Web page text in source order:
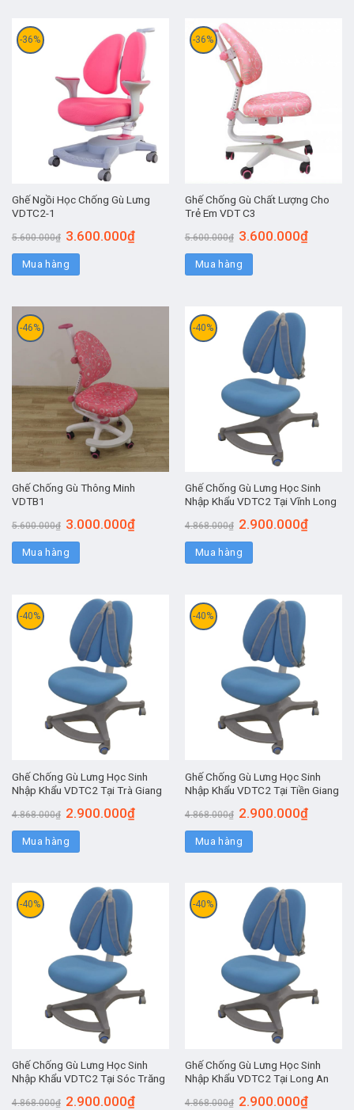
-36%
Ghế Ngồi Học Chống Gù Lưng
VDTC2-1
5.600.000₫ 3.600.000₫
Mua hàng
-36%
Ghế Chống Gù Chất Lượng Cho
Trẻ Em VDT C3
5.600.000₫ 3.600.000₫
Mua hàng
-46%
Ghế Chống Gù Thông Minh
VDTB1
5.600.000₫ 3.000.000₫
Mua hàng
-40%
Ghế Chống Gù Lưng Học Sinh
Nhập Khẩu VDTC2 Tại Vĩnh Long
4.868.000₫ 2.900.000₫
Mua hàng
-40%
Ghế Chống Gù Lưng Học Sinh
Nhập Khẩu VDTC2 Tại Trà Giang
4.868.000₫ 2.900.000₫
Mua hàng
-40%
Ghế Chống Gù Lưng Học Sinh
Nhập Khẩu VDTC2 Tại Tiền Giang
4.868.000₫ 2.900.000₫
Mua hàng
-40%
Ghế Chống Gù Lưng Học Sinh
Nhập Khẩu VDTC2 Tại Sóc Trăng
4.868.000₫ 2.900.000₫
-40%
Ghế Chống Gù Lưng Học Sinh
Nhập Khẩu VDTC2 Tại Long An
4.868.000₫ 2.900.000₫